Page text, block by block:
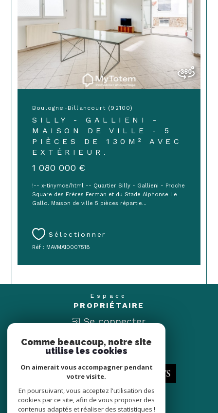
Boulogne-Billancourt (92100)
SILLY - GALLIENI -
MAISON DE VILLE - 5
PIÈCES DE 130M² AVEC
EXTÉRIEUR.
1 080 000 €
!-- x-tinymce/html -- Quartier Silly - Gallieni - Proche
Square des Frères Ferman et du Stade Alphonse Le
Gallo. Maison de ville 5 pièces répartie...
Sélectionner
Réf : MAVMA10007518
Espace
PROPRIÉTAIRE
Se connecter
Nous
ADHÉRONS
Comme beaucoup, notre site
utilise les cookies
On aimerait vous accompagner pendant
votre visite.
En poursuivant, vous acceptez l'utilisation des
cookies par ce site, afin de vous proposer des
contenus adaptés et réaliser des statistiques !